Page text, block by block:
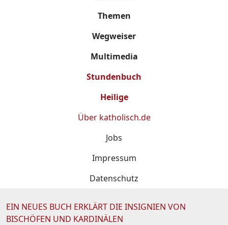
Themen
Wegweiser
Multimedia
Stundenbuch
Heilige
Über katholisch.de
Jobs
Impressum
Datenschutz
EIN NEUES BUCH ERKLÄRT DIE INSIGNIEN VON
BISCHÖFEN UND KARDINÄLEN